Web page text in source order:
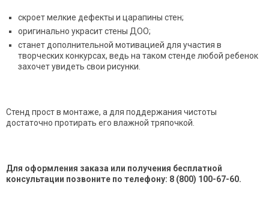
скроет мелкие дефекты и царапины стен;
оригинально украсит стены ДОО;
станет дополнительной мотивацией для участия в
творческих конкурсах, ведь на таком стенде любой ребенок
захочет увидеть свои рисунки.
Стенд прост в монтаже, а для поддержания чистоты
достаточно протирать его влажной тряпочкой.
Для оформления заказа или получения бесплатной
консультации позвоните по телефону: 8 (800) 100-67-60.